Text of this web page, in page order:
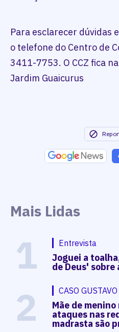
Para esclarecer dúvidas
o telefone do Centro de
3411-7753. O CCZ fica
Jardim Guaicurus
Mais Lidas
1 Entrevista
Joguei a
de Deus'
2 CASO
Mãe de
ataques nas
madrasta são